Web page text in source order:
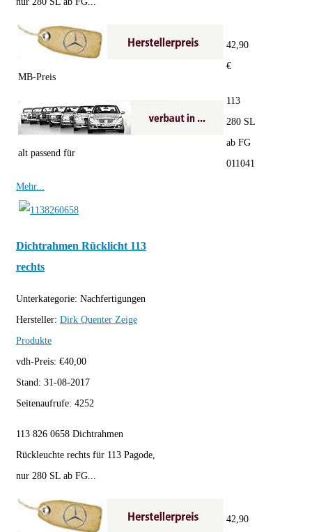
MB-Preis
42,90
€
alt passend für
113
280 SL
ab FG
011041
Mehr...
Dichtrahmen Rücklicht 113
rechts
Unterkategorie: Nachfertigungen
Hersteller: Dirk Quenter Zeige
Produkte
vdh-Preis: €40,00
Stand: 31-08-2017
Seitenaufrufe: 4252
113 826 0658 Dichtrahmen
Rückleuchte rechts für 113 Pagode,
nur 280 SL ab FG...
42,90